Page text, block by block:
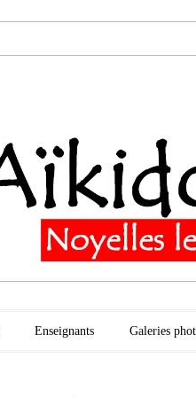
Enseignants Galeries